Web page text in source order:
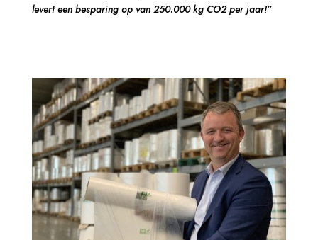
levert een besparing op van 250.000 kg CO2 per jaar!”